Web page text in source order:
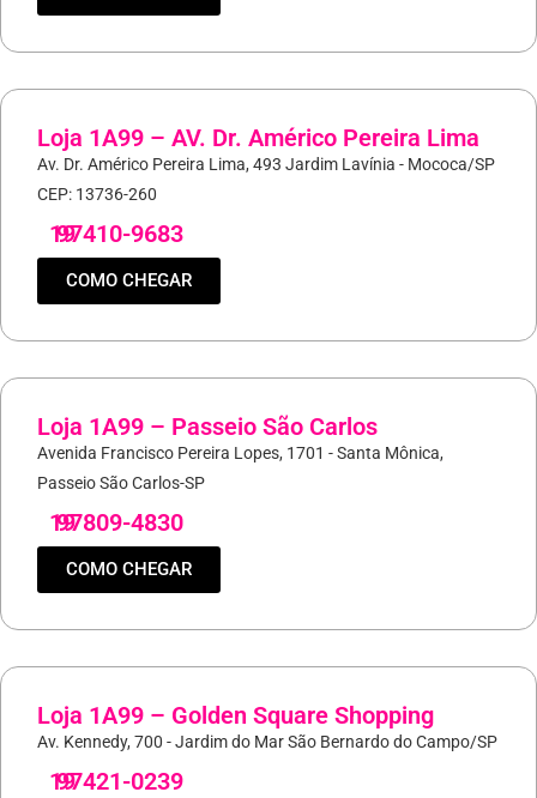
Loja 1A99 – AV. Dr. Américo Pereira Lima
Av. Dr. Américo Pereira Lima, 493 Jardim Lavínia - Mococa/SP
CEP: 13736-260
19
97410-9683
COMO CHEGAR
Loja 1A99 – Passeio São Carlos
Avenida Francisco Pereira Lopes, 1701 - Santa Mônica,
Passeio São Carlos-SP
19
97809-4830
COMO CHEGAR
Loja 1A99 – Golden Square Shopping
Av. Kennedy, 700 - Jardim do Mar São Bernardo do Campo/SP
19
97421-0239